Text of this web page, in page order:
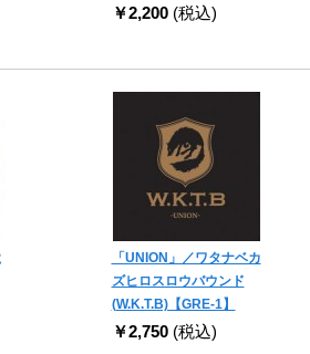
￥2,200 (税込)
「UNION」／ワタナベカ
ズヒロスロウバウンド
(W.K.T.B)【GRE-1】
￥2,750 (税込)